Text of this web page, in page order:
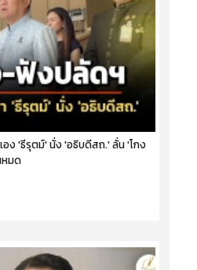
อง 'ธีรุตม์' นั่ง 'อธิบดีสถ.' ลั่น 'โกง
มด